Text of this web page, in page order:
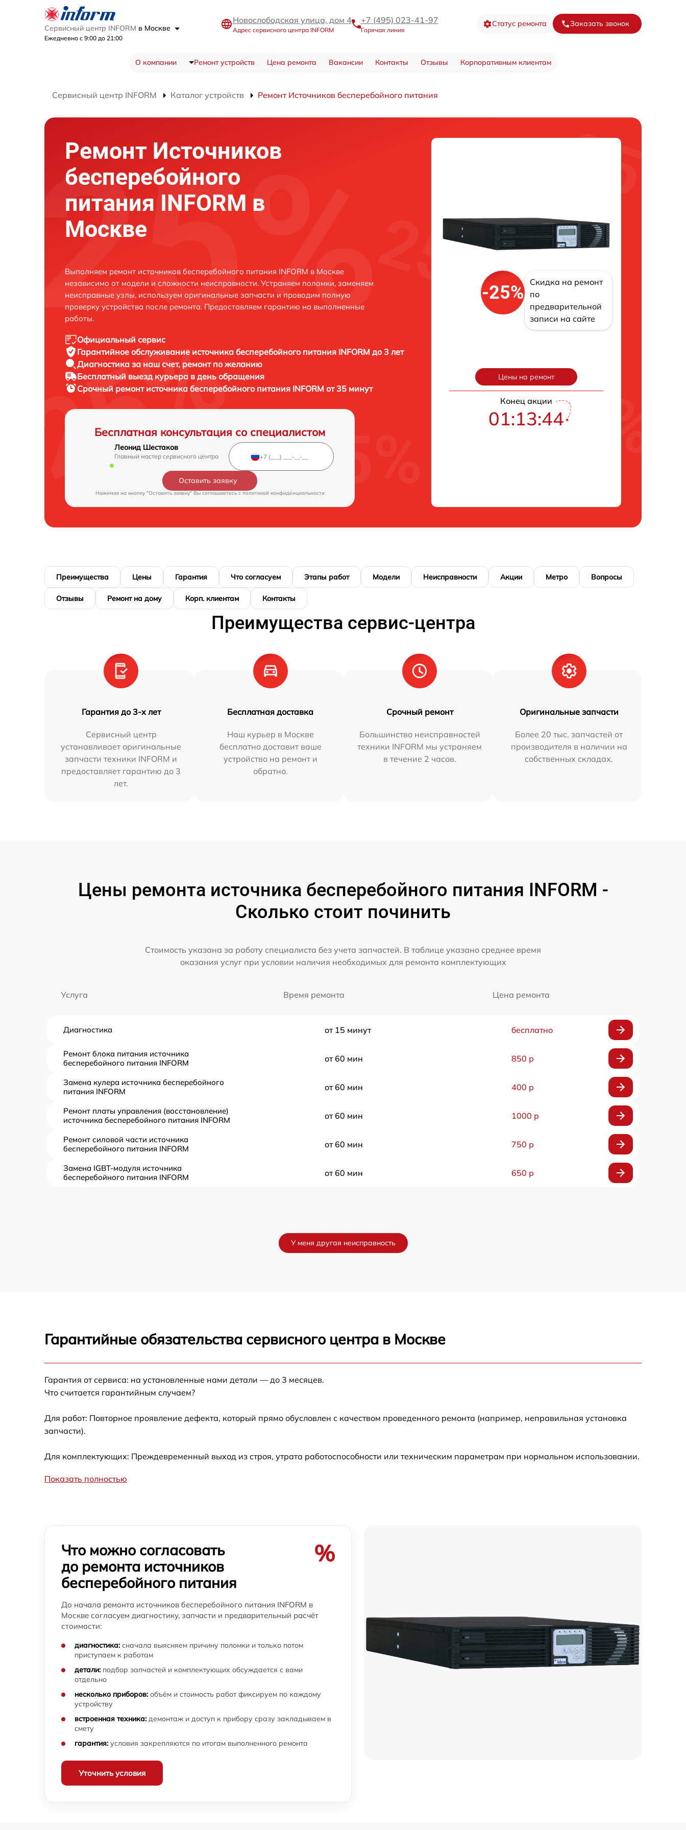
Сервисный центр INFORM в Москве
Ежедневно с 9:00 до 21:00
Новослободская улица, дом 4
Адрес сервисного центра INFORM
+7 (495) 023-41-97
Горячая линия
Статус ремонта Заказать звонок
О компании Ремонт устройств Цена ремонта Вакансии Контакты Отзывы Корпоративным клиентам
Сервисный центр INFORM Каталог устройств Ремонт Источников бесперебойного питания
Ремонт Источников
бесперебойного
питания INFORM в
Москве
Выполняем ремонт источников бесперебойного питания INFORM в Москве
независимо от модели и сложности неисправности. Устраняем поломки, заменяем
неисправные узлы, используем оригинальные запчасти и проводим полную
проверку устройства после ремонта. Предоставляем гарантию на выполненные
работы.
Официальный сервис
Гарантийное обслуживание источника бесперебойного питания INFORM до 3 лет
Диагностика за наш счет, ремонт по желанию
Бесплатный выезд курьера в день обращения
Срочный ремонт источника бесперебойного питания INFORM от 35 минут
Бесплатная консультация со специалистом
Леонид Шестаков
Главный мастер сервисного центра
Оставить заявку
Нажимая на кнопку "Оставить заявку" Вы соглашаетесь c политикой конфиденциальности
-25%
Скидка на ремонт
по
предварительной
записи на сайте
Цены на ремонт
Конец акции
01:13:43
Преимущества Цены Гарантия Что согласуем Этапы работ Модели Неисправности Акции Метро Вопросы
Отзывы Ремонт на дому Корп. клиентам Контакты
Преимущества сервис-центра
Гарантия до 3-х лет
Сервисный центр
устанавливает оригинальные
запчасти техники INFORM и
предоставляет гарантию до 3
лет.
Бесплатная доставка
Наш курьер в Москве
бесплатно доставит ваше
устройство на ремонт и
обратно.
Срочный ремонт
Большинство неисправностей
техники INFORM мы устраняем
в течение 2 часов.
Оригинальные запчасти
Более 20 тыс. запчастей от
производителя в наличии на
собственных складах.
Цены ремонта источника бесперебойного питания INFORM -
Сколько стоит починить
Стоимость указана за работу специалиста без учета запчастей. В таблице указано среднее время
оказания услуг при условии наличия необходимых для ремонта комплектующих
Услуга Время ремонта Цена ремонта
Диагностика от 15 минут бесплатно
Ремонт блока питания источника
бесперебойного питания INFORM
от 60 мин 850 р
Замена кулера источника бесперебойного
питания INFORM
от 60 мин 400 р
Ремонт платы управления (восстановление)
источника бесперебойного питания INFORM
от 60 мин 1000 р
Ремонт силовой части источника
бесперебойного питания INFORM
от 60 мин 750 р
Замена IGBT-модуля источника
бесперебойного питания INFORM
от 60 мин 650 р
У меня другая неисправность
Гарантийные обязательства сервисного центра в Москве
Гарантия от сервиса: на установленные нами детали — до 3 месяцев.
Что считается гарантийным случаем?
Для работ: Повторное проявление дефекта, который прямо обусловлен с качеством проведенного ремонта (например, неправильная установка
запчасти).
Для комплектующих: Преждевременный выход из строя, утрата работоспособности или техническим параметрам при нормальном использовании.
Показать полностью
Что можно согласовать
до ремонта источников
бесперебойного питания
%
До начала ремонта источников бесперебойного питания INFORM в
Москве согласуем диагностику, запчасти и предварительный расчёт
стоимости:
диагностика: сначала выясняем причину поломки и только потом
приступаем к работам
детали: подбор запчастей и комплектующих обсуждается с вами
отдельно
несколько приборов: объём и стоимость работ фиксируем по каждому
устройству
встроенная техника: демонтаж и доступ к прибору сразу закладываем в
смету
гарантия: условия закрепляются по итогам выполненного ремонта
Уточнить условия